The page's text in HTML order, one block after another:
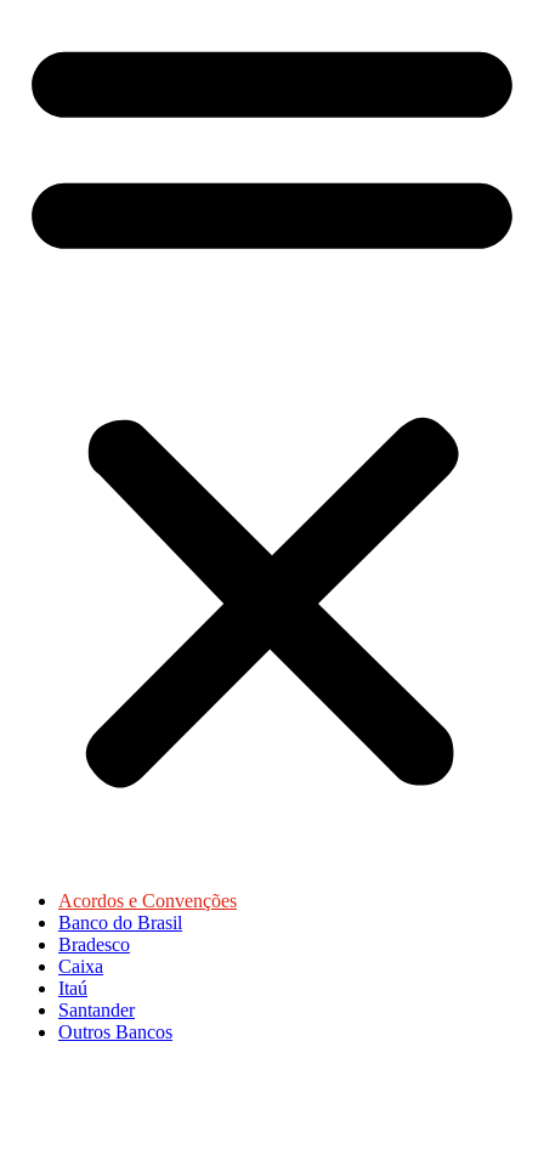
Acordos e Convenções
Banco do Brasil
Bradesco
Caixa
Itaú
Santander
Outros Bancos